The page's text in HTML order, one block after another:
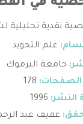
في
نقدية
علم التجويد
جامعة اليرموك
الصفحات:
النشر:
عفيف عبد